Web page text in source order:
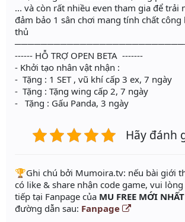
... và còn rất nhiều even tham gia để trải
đảm bảo 1 sân chơi mang tính chất công
thủ
------ HỖ TRỢ OPEN BETA -------
- Khởi tạo nhân vật nhận :
- Tặng : 1 SET , vũ khí cấp 3 ex, 7 ngày
- Tặng : Tặng wing cấp 2, 7 ngày
- Tặng : Gấu Panda, 3 ngày
Hãy đánh
️🏆Ghi chú bởi Mumoira.tv: nếu bài giới
có like & share nhận code game, vui
tiếp tại Fanpage của MU FREE MỚI
đường dẫn sau: Fanpage